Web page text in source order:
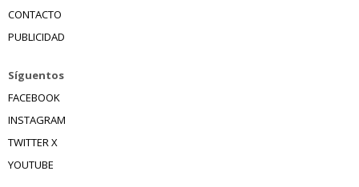
CONTACTO
PUBLICIDAD
Síguentos
FACEBOOK
INSTAGRAM
TWITTER X
YOUTUBE